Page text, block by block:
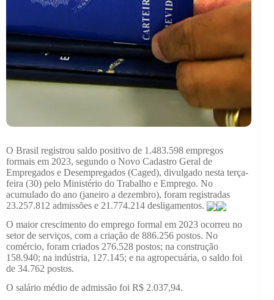
O Brasil registrou saldo positivo de 1.483.598 empregos
formais em 2023, segundo o Novo Cadastro Geral de
Empregados e Desempregados (Caged), divulgado nesta terça-
feira (30) pelo Ministério do Trabalho e Emprego. No
acumulado do ano (janeiro a dezembro), foram registradas
23.257.812 admissões e 21.774.214 desligamentos.
O maior crescimento do emprego formal em 2023 ocorreu no
setor de serviços, com a criação de 886.256 postos. No
comércio, foram criados 276.528 postos; na construção
158.940; na indústria, 127.145; e na agropecuária, o saldo foi
de 34.762 postos.
O salário médio de admissão foi R$ 2.037,94.